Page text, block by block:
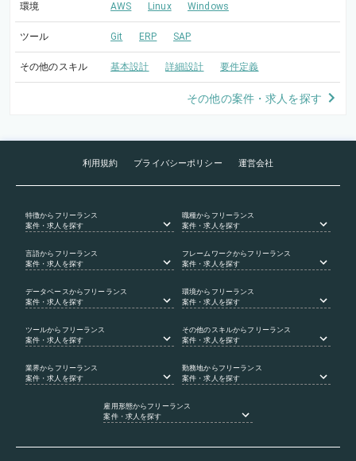
環境 AWS Linux Windows
ツール Git ERP SAP
その他のスキル 基本設計 詳細設計 要件定義
その他の案件・求人を探す
利用規約 プライバシーポリシー 運営会社
特徴からフリーランス
案件・求人を探す
職種からフリーランス
案件・求人を探す
言語からフリーランス
案件・求人を探す
フレームワークからフリーランス
案件・求人を探す
データベース からフリーランス
案件・求人を探す
環境からフリーランス
案件・求人を探す
ツールからフリーランス
案件・求人を探す
その他のスキルからフリーランス
案件・求人を探す
業界からフリーランス
案件・求人を探す
勤務地からフリーランス
案件・求人を探す
雇用形態からフリーランス
案件・求人を探す